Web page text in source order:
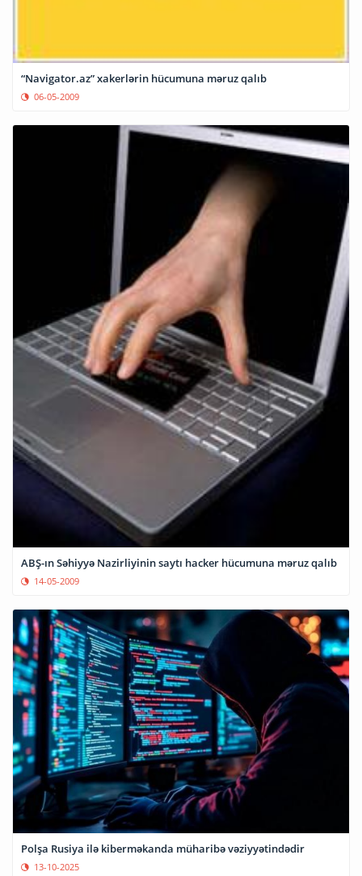
“Navigator.az” xakerlərin hücumuna məruz qalıb
06-05-2009
ABŞ-ın Səhiyyə Nazirliyinin saytı hacker hücumuna məruz qalıb
14-05-2009
Polşa Rusiya ilə kiberməkanda müharibə vəziyyətindədir
13-10-2025